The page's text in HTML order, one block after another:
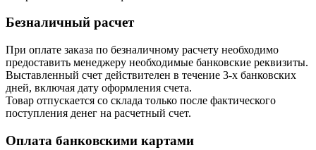
Безналичный расчет
При оплате заказа по безналичному расчету необходимо
предоставить менеджеру необходимые банковские реквизиты.
Выставленный счет действителен в течение 3-х банковских
дней, включая дату оформления cчета.
Товар отпускается со склада только после фактического
поступления денег на расчетный счет.
Оплата банковскими картами